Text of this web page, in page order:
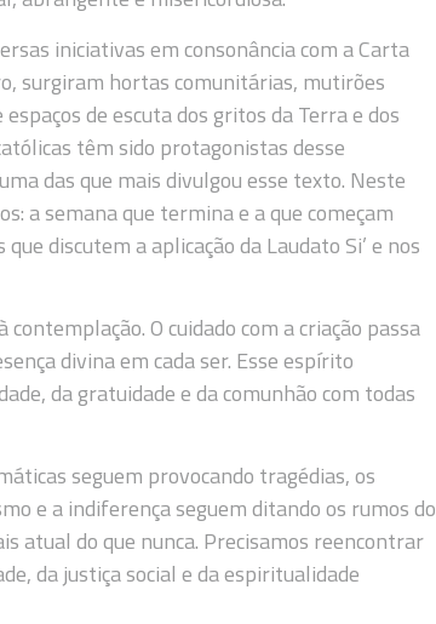
iniciativas em consonância com a Carta
surgiram hortas comunitárias, mutirões
de escuta dos gritos da Terra e dos
têm sido protagonistas desse
das que mais divulgou esse texto. Neste
a semana que termina e a que começam
discutem a aplicação da Laudato Si’ e nos
O cuidado com a criação passa
divina em cada ser. Esse espírito
da gratuidade e da comunhão com todas
seguem provocando tragédias, os
e a indiferença seguem ditando os rumos do
atual do que nunca. Precisamos reencontrar
da justiça social e da espiritualidade